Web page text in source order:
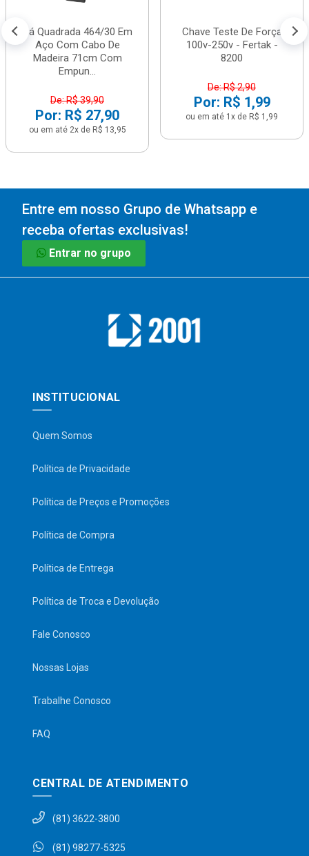
Pá Quadrada 464/30 Em
Aço Com Cabo De
Madeira 71cm Com
Empun...
De: R$ 39,90
Por: R$ 27,90
ou em até 2x de R$ 13,95
Chave Teste De Força
100v-250v - Fertak -
8200
De: R$ 2,90
Por: R$ 1,99
ou em até 1x de R$ 1,99
Entre em nosso Grupo de Whatsapp e
receba ofertas exclusivas!
Entrar no grupo
INSTITUCIONAL
Quem Somos
Política de Privacidade
Política de Preços e Promoções
Política de Compra
Política de Entrega
Política de Troca e Devolução
Fale Conosco
Nossas Lojas
Trabalhe Conosco
FAQ
CENTRAL DE ATENDIMENTO
(81) 3622-3800
(81) 98277-5325